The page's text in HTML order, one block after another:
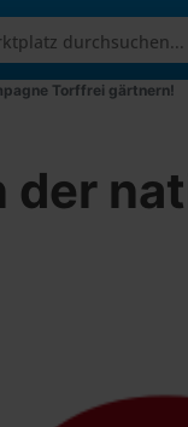
Torffrei gärtnern!